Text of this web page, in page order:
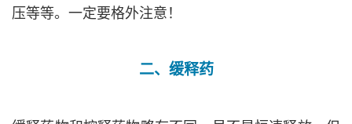
压等等。一定要格外注意！
二、缓释药